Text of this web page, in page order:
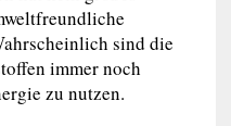
sind die
immer noch
zu nutzen.